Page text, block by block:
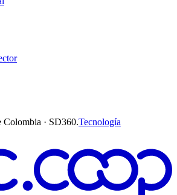
Colombia · SD360.Tecnología